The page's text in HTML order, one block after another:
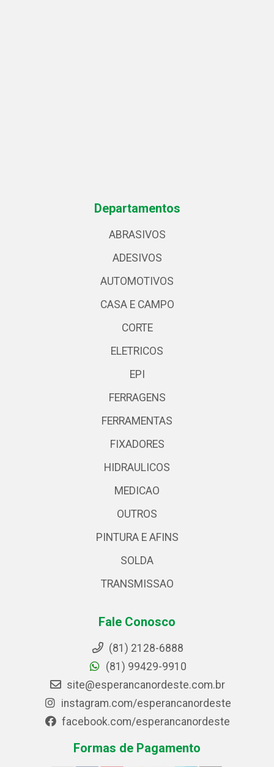
Departamentos
ABRASIVOS
ADESIVOS
AUTOMOTIVOS
CASA E CAMPO
CORTE
ELETRICOS
EPI
FERRAGENS
FERRAMENTAS
FIXADORES
HIDRAULICOS
MEDICAO
OUTROS
PINTURA E AFINS
SOLDA
TRANSMISSAO
Fale Conosco
(81) 2128-6888
(81) 99429-9910
site@esperancanordeste.com.br
instagram.com/esperancanordeste
facebook.com/esperancanordeste
Formas de Pagamento